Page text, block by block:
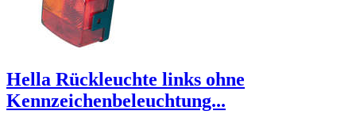
Hella Rückleuchte links ohne
Kennzeichenbeleuchtung...